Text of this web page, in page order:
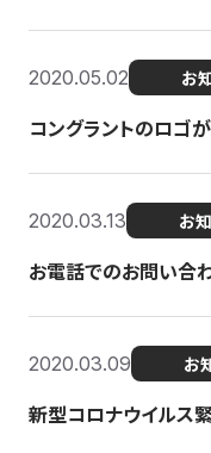
2020.05.02 お
コングラントのロゴ
2020.03.13 お
お電話でのお問い合
2020.03.09 お
新型コロナウイルス